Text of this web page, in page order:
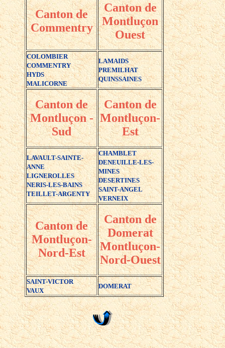
Canton de
Commentry
Canton de
Montluçon
Ouest
COLOMBIER
COMMENTRY
HYDS
MALICORNE
LAMAIDS
PREMILHAT
QUINSSAINES
Canton de
Montluçon -
Sud
Canton de
Montluçon-
Est
LAVAULT-SAINTE-
ANNE
LIGNEROLLES
NERIS-LES-BAINS
TEILLET-ARGENTY
CHAMBLET
DENEUILLE-LES-
MINES
DESERTINES
SAINT-ANGEL
VERNEIX
Canton de
Montluçon-
Nord-Est
Canton de
Domerat
Montluçon-
Nord-Ouest
SAINT-VICTOR
VAUX
DOMERAT